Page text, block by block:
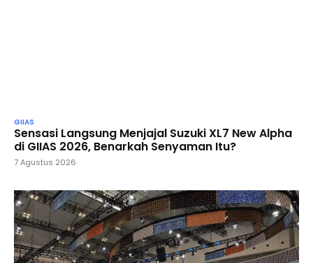
GIIAS
Sensasi Langsung Menjajal Suzuki XL7 New Alpha
di GIIAS 2026, Benarkah Senyaman Itu?
7 Agustus 2026